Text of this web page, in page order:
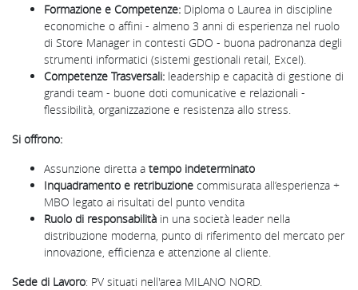
Formazione e Competenze: Diploma o Laurea in discipline
economiche o affini - almeno 3 anni di esperienza nel ruolo
di Store Manager in contesti GDO - buona padronanza degli
strumenti informatici (sistemi gestionali retail, Excel).
Competenze Trasversali: leadership e capacità di gestione di
grandi team - buone doti comunicative e relazionali -
flessibilità, organizzazione e resistenza allo stress.
Si offrono:
Assunzione diretta a tempo indeterminato
Inquadramento e retribuzione commisurata all’esperienza +
MBO legato ai risultati del punto vendita
Ruolo di responsabilità in una società leader nella
distribuzione moderna, punto di riferimento del mercato per
innovazione, efficienza e attenzione al cliente.
Sede di Lavoro: PV situati nell'area MILANO NORD.